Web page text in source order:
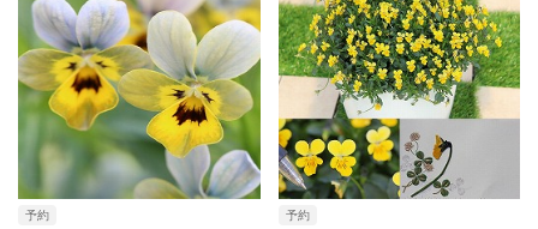
予約 予約